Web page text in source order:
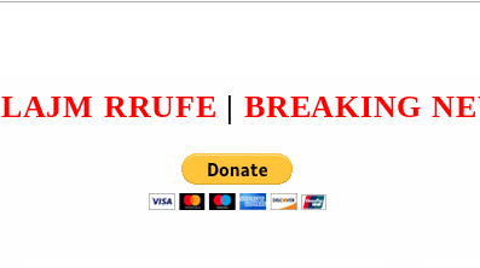
PLAZHIT; IU SEKUESTRUA
LUFTARAK.
LAJM RRUFE | BREAKING